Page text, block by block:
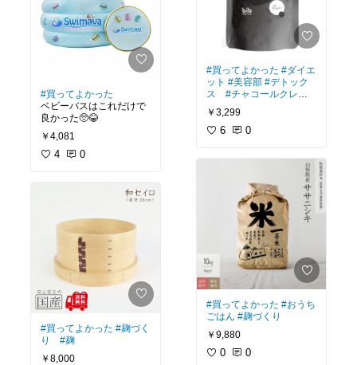
#買ってよかった
ベビーバスはこれだけで
良かった🥺😂
￥4,081
4 0
#買ってよかった #麹づく
り
#麹
￥8,000
#買ってよかった #ダイエ
ット #美容部 #デトック
ス
#チャコールクレン
ズ
￥3,299
6 0
#買ってよかった #おうち
ごはん #麹づくり
￥9,880
0 0